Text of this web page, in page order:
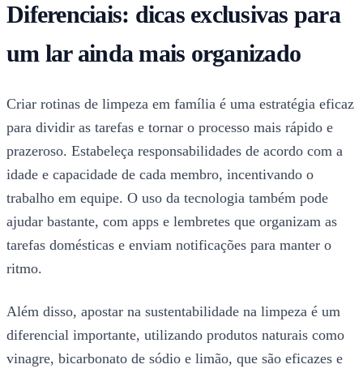
Diferenciais: dicas exclusivas para
um lar ainda mais organizado
Criar rotinas de limpeza em família é uma estratégia eficaz
para dividir as tarefas e tornar o processo mais rápido e
prazeroso. Estabeleça responsabilidades de acordo com a
idade e capacidade de cada membro, incentivando o
trabalho em equipe. O uso da tecnologia também pode
ajudar bastante, com apps e lembretes que organizam as
tarefas domésticas e enviam notificações para manter o
ritmo.
Além disso, apostar na sustentabilidade na limpeza é um
diferencial importante, utilizando produtos naturais como
vinagre, bicarbonato de sódio e limão, que são eficazes e